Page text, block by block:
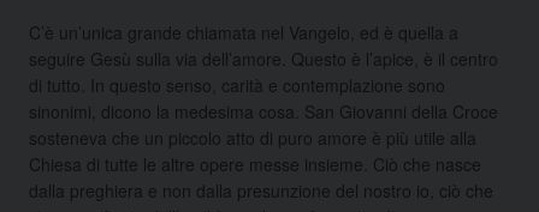
C’è un’unica grande chiamata nel Vangelo, ed è quella a
seguire Gesù sulla via dell’amore. Questo è l’apice, è il centro
di tutto. In questo senso, carità e contemplazione sono
sinonimi, dicono la medesima cosa. San Giovanni della Croce
sosteneva che un piccolo atto di puro amore è più utile alla
Chiesa di tutte le altre opere messe insieme. Ciò che nasce
dalla preghiera e non dalla presunzione del nostro io, ciò che